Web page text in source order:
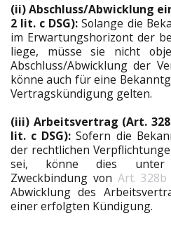
(ii) Abschluss/Abwicklung
2 lit. c DSG):Solange die
im Erwartungshorizont der
liege, müsse sie nicht
Abschluss/Abwicklung der
könne auch für eine
Vertragskündigung gelten.
(iii) Arbeitsvertrag (Art.
lit. c DSG): Sofern die
der rechtlichen
sei, könne dies unter
Zweckbindung von Art. 328b
Abwicklung des
einer erfolgten Kündigung.